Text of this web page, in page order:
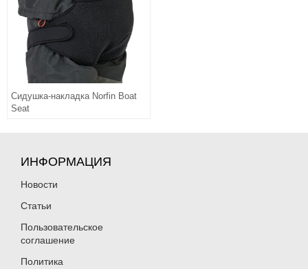
Сидушка-накладка Norfin Boat
Seat
ИНФОРМАЦИЯ
Новости
Статьи
Пользовательское
соглашение
Политика